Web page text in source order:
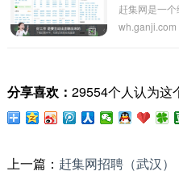
息，投递简
网致力于帮助
赶集网是一
者提供在线招
位，并与企业
提供便捷的招
wh.ganji.com
分享喜欢： 29554个人认为这
上一篇： 赶集网招聘（武汉）